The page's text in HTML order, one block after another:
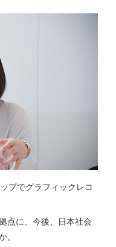
プでグラフィックレコ
点に、今後、日本社会
。